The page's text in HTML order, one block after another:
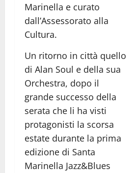
Marinella e curato
dall’Assessorato alla
Cultura.
Un ritorno in città quello
di Alan Soul e della sua
Orchestra, dopo il
grande successo della
serata che li ha visti
protagonisti la scorsa
estate durante la prima
edizione di Santa
Marinella Jazz&Blues